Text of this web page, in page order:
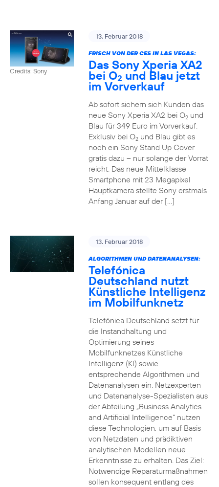
Credits: Sony
13. Februar 2018
FRISCH VON DER CES IN LAS VEGAS:
Das Sony Xperia XA2
bei O2 und Blau jetzt
im Vorverkauf
Ab sofort sichern sich Kunden das
neue Sony Xperia XA2 bei O2und
Blau für 349 Euro im Vorverkauf.
Exklusiv bei O2und Blau gibt es
noch ein Sony Stand Up Cover
gratis dazu – nur solange der Vorrat
reicht. Das neue Mittelklasse
Smartphone mit 23 Megapixel
Hauptkamera stellte Sony erstmals
Anfang Januar auf der […]
13. Februar 2018
ALGORITHMEN UND DATENANALYSEN:
Telefónica
Deutschland nutzt
Künstliche Intelligenz
im Mobilfunknetz
Telefónica Deutschland setzt für
die Instandhaltung und
Optimierung seines
Mobilfunknetzes Künstliche
Intelligenz (KI) sowie
entsprechende Algorithmen und
Datenanalysen ein. Netzexperten
und Datenanalyse-Spezialisten aus
der Abteilung „Business Analytics
and Artificial Intelligence“ nutzen
diese Technologien, um auf Basis
von Netzdaten und prädiktiven
analytischen Modellen neue
Erkenntnisse zu erhalten. Das Ziel:
Notwendige Reparaturmaßnahmen
sollen konsequent entlang des